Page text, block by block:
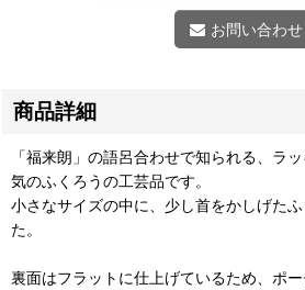
お問い合わせ
商品詳細
「福来朗」の語呂合わせで知られる、ラ
気のふくろうの工芸品です。
小さなサイズの中に、少し首をかしげた
た。
裏面はフラットに仕上げているため、ポ